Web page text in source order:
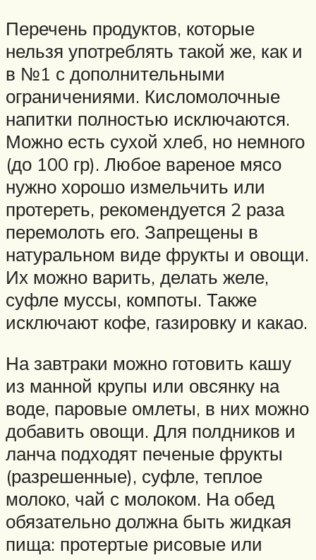
Перечень продуктов, которые
нельзя употреблять такой же, как и
в №1 с дополнительными
ограничениями. Кисломолочные
напитки полностью исключаются.
Можно есть сухой хлеб, но немного
(до 100 гр). Любое вареное мясо
нужно хорошо измельчить или
протереть, рекомендуется 2 раза
перемолоть его. Запрещены в
натуральном виде фрукты и овощи.
Их можно варить, делать желе,
суфле муссы, компоты. Также
исключают кофе, газировку и какао.
На завтраки можно готовить кашу
из манной крупы или овсянку на
воде, паровые омлеты, в них можно
добавить овощи. Для полдников и
ланча подходят печеные фрукты
(разрешенные), суфле, теплое
молоко, чай с молоком. На обед
обязательно должна быть жидкая
пища: протертые рисовые или